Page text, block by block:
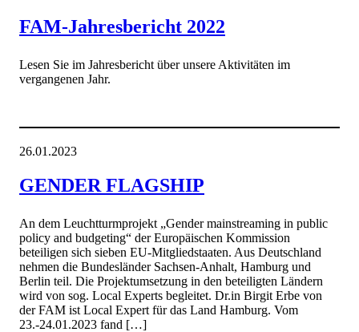
FAM-Jahresbericht 2022
Lesen Sie im Jahresbericht über unsere Aktivitäten im
vergangenen Jahr.
26.01.2023
GENDER FLAGSHIP
An dem Leuchtturmprojekt „Gender mainstreaming in public
policy and budgeting“ der Europäischen Kommission
beteiligen sich sieben EU-Mitgliedstaaten. Aus Deutschland
nehmen die Bundesländer Sachsen-Anhalt, Hamburg und
Berlin teil. Die Projektumsetzung in den beteiligten Ländern
wird von sog. Local Experts begleitet. Dr.in Birgit Erbe von
der FAM ist Local Expert für das Land Hamburg. Vom
23.-24.01.2023 fand […]